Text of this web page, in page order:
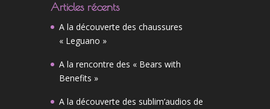
Articles récents
A la découverte des chaussures
« Leguano »
A la rencontre des « Bears with
Benefits »
A la découverte des sublim’audios de